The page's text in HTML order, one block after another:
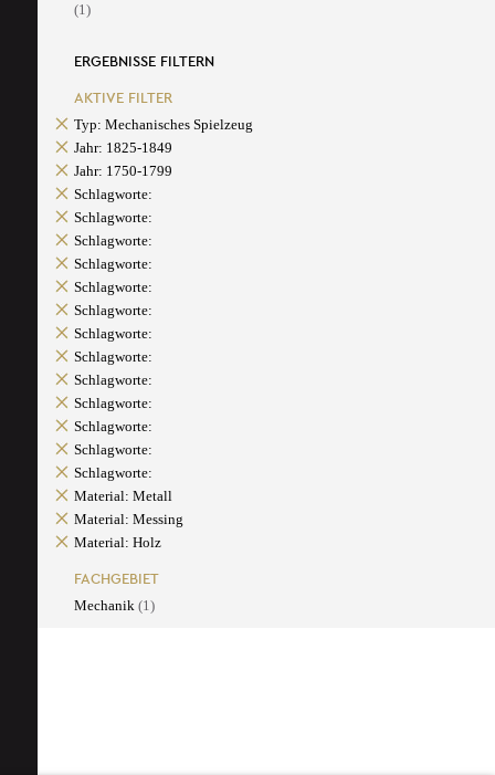
(1)
ERGEBNISSE FILTERN
AKTIVE FILTER
Typ: Mechanisches Spielzeug
Jahr: 1825-1849
Jahr: 1750-1799
Schlagworte:
Schlagworte:
Schlagworte:
Schlagworte:
Schlagworte:
Schlagworte:
Schlagworte:
Schlagworte:
Schlagworte:
Schlagworte:
Schlagworte:
Schlagworte:
Schlagworte:
Material: Metall
Material: Messing
Material: Holz
FACHGEBIET
Mechanik (1)